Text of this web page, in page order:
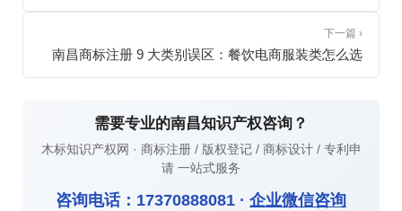
下一篇 ›
南昌商标注册 9 大类别误区：餐饮电商服装类怎么选
需要专业的南昌知识产权咨询？
木标知识产权网 · 商标注册 / 版权登记 / 商标设计 / 专利申
请 一站式服务
咨询电话： 17370888081 · 企业微信咨询